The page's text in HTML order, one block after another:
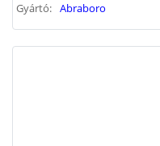
Gyártó: Abraboro